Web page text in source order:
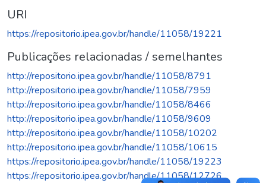
URI
https://repositorio.ipea.gov.br/handle/11058/19221
Publicações relacionadas / semelhantes
http://repositorio.ipea.gov.br/handle/11058/8791
http://repositorio.ipea.gov.br/handle/11058/7959
http://repositorio.ipea.gov.br/handle/11058/8466
http://repositorio.ipea.gov.br/handle/11058/9609
http://repositorio.ipea.gov.br/handle/11058/10202
http://repositorio.ipea.gov.br/handle/11058/10615
https://repositorio.ipea.gov.br/handle/11058/19223
https://repositorio.ipea.gov.br/handle/11058/12726